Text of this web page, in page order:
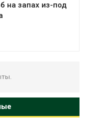
на запах из-под